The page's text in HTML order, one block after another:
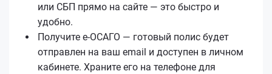
или СБП прямо на сайте — это быстро и
удобно.
Получите е‑ОСАГО — готовый полис будет
отправлен на ваш email и доступен в личном
кабинете. Храните его на телефоне для